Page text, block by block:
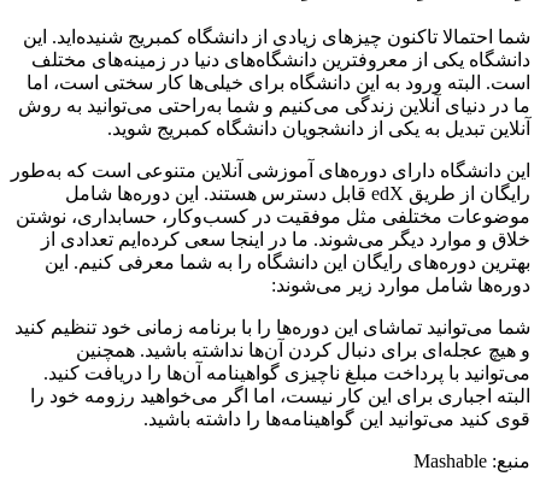
شما احتمالا تاکنون چیزهای زیادی از دانشگاه کمبریج شنیده‌اید. این
دانشگاه یکی از معروفترین دانشگاه‌های دنیا در زمینه‌های مختلف
است. البته ورود به این دانشگاه برای خیلی‌ها کار سختی است، اما
ما در دنیای آنلاین زندگی می‌کنیم و شما به‌راحتی می‌توانید به روش
آنلاین تبدیل به یکی از دانشجویان دانشگاه کمبریج شوید.
این دانشگاه دارای دوره‌های آموزشی آنلاین متنوعی است که به‌طور
رایگان از طریق edX قابل دسترس هستند. این دوره‌ها شامل
موضوعات مختلفی مثل موفقیت در کسب‌وکار، حسابداری، نوشتن
خلاق و موارد دیگر می‌شوند. ما در اینجا سعی کرده‌ایم تعدادی از
بهترین دوره‌های رایگان این دانشگاه را به شما معرفی کنیم. این
دوره‌ها شامل موارد زیر می‌شوند:
شما می‌توانید تماشای این دوره‌ها را با برنامه زمانی خود تنظیم کنید
و هیچ عجله‌ای برای دنبال کردن آن‌ها نداشته باشید. همچنین
می‌توانید با پرداخت مبلغ ناچیزی گواهینامه آن‌ها را دریافت کنید.
البته اجباری برای این کار نیست، اما اگر می‌خواهید رزومه خود را
قوی کنید می‌توانید این گواهینامه‌ها را داشته باشید.
منبع: Mashable